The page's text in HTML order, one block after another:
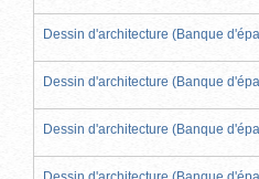
Dessin d'architecture (Banque
Dessin d'architecture (Banque
Dessin d'architecture (Banque